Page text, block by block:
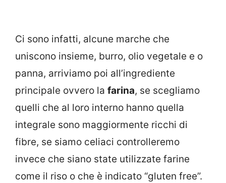
Ci sono infatti, alcune marche che
uniscono insieme, burro, olio vegetale e o
panna, arriviamo poi all’ingrediente
principale ovvero la farina, se scegliamo
quelli che al loro interno hanno quella
integrale sono maggiormente ricchi di
fibre, se siamo celiaci controlleremo
invece che siano state utilizzate farine
come il riso o che è indicato “gluten free”.